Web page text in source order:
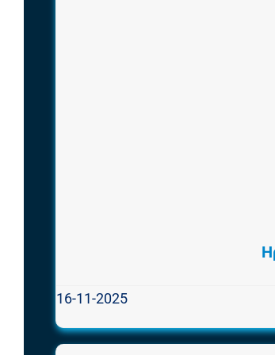
16-11-2025